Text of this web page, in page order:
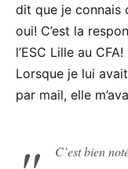
dit que je connais
oui! C’est la
l’ESC Lille au
Lorsque je lui
par mail, elle
C’est bien